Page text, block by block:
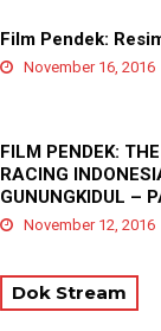
Film Pendek:
November 16, 2016
FILM PENDEK: THE
RACING
GUNUNGKIDUL –
November 12, 2016
Dok Stream